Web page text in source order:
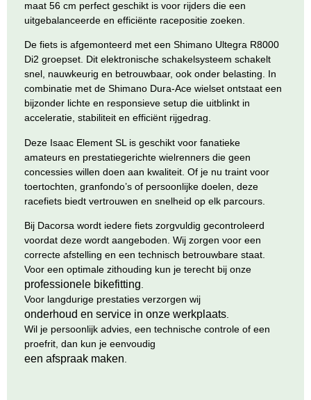
maat 56 cm perfect geschikt is voor rijders die een
uitgebalanceerde en efficiënte racepositie zoeken.
De fiets is afgemonteerd met een Shimano Ultegra R8000
Di2 groepset. Dit elektronische schakelsysteem schakelt
snel, nauwkeurig en betrouwbaar, ook onder belasting. In
combinatie met de Shimano Dura-Ace wielset ontstaat een
bijzonder lichte en responsieve setup die uitblinkt in
acceleratie, stabiliteit en efficiënt rijgedrag.
Deze Isaac Element SL is geschikt voor fanatieke
amateurs en prestatiegerichte wielrenners die geen
concessies willen doen aan kwaliteit. Of je nu traint voor
toertochten, granfondo’s of persoonlijke doelen, deze
racefiets biedt vertrouwen en snelheid op elk parcours.
Bij Dacorsa wordt iedere fiets zorgvuldig gecontroleerd
voordat deze wordt aangeboden. Wij zorgen voor een
correcte afstelling en een technisch betrouwbare staat.
Voor een optimale zithouding kun je terecht bij onze
professionele bikefitting
Voor langdurige prestaties verzorgen wij
onderhoud en service in onze werkplaats
Wil je persoonlijk advies, een technische controle of een
proefrit, dan kun je eenvoudig
een afspraak maken